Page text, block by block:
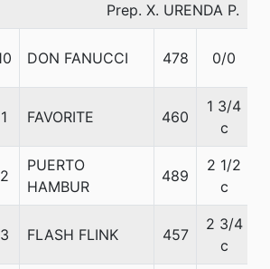
Prep. X. URENDA P.
DON FANUCCI 478 0/0
1 FAVORITE 460
1 3/4
c
2
PUERTO
HAMBUR
489
2 1/2
c
3 FLASH FLINK 457
2 3/4
c